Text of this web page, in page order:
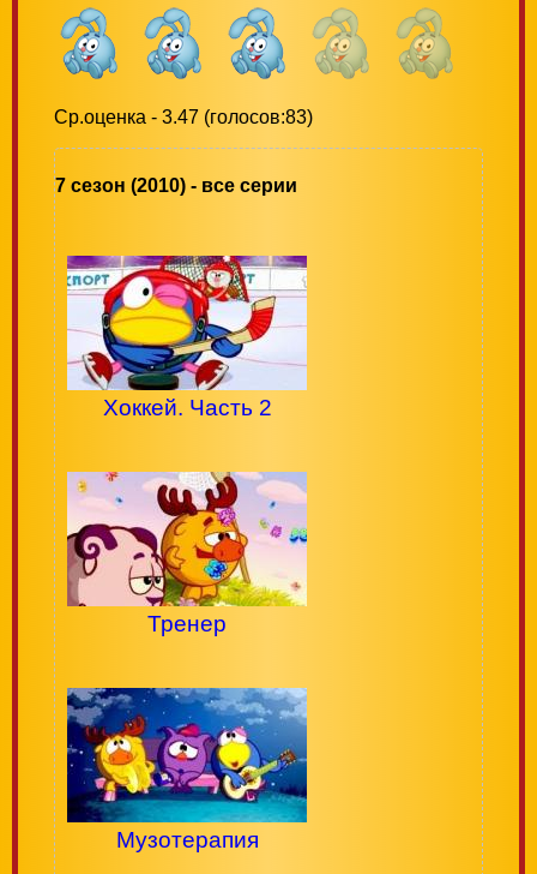
Ср.оценка - 3.47 (голосов:83)
7 сезон (2010) - все серии
Хоккей. Часть 2
Тренер
Музотерапия